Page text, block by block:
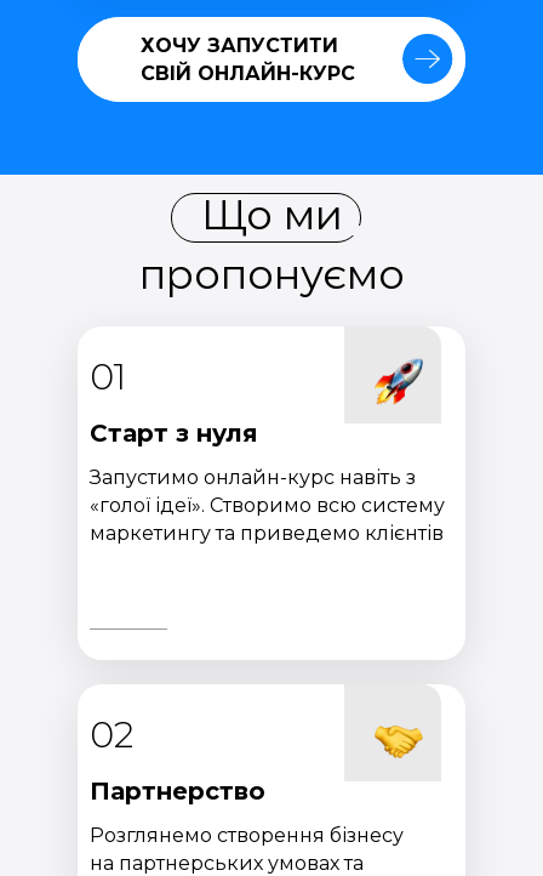
ХОЧУ ЗАПУСТИТИ
СВІЙ ОНЛАЙН-КУРС
ХОЧУ ЗАПУСТИТИ
СВІЙ ОНЛАЙН-КУРС
Старт з нуля
Партнерство
01
02
Запустимо онлайн-курс навіть з
«голої ідеї». Створимо всю систему
маркетингу та приведемо клієнтів
Розглянемо створення бізнесу
на партнерських умовах та
Що ми
пропонуємо